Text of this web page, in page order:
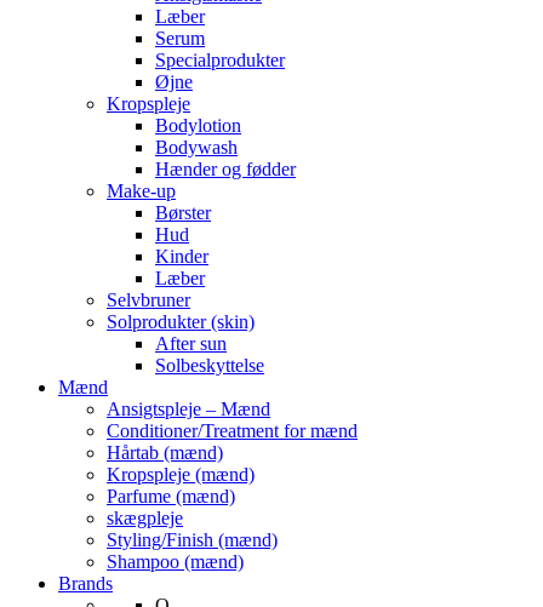
Læber
Serum
Specialprodukter
Øjne
Kropspleje
Bodylotion
Bodywash
Hænder og fødder
Make-up
Børster
Hud
Kinder
Læber
Selvbruner
Solprodukter (skin)
After sun
Solbeskyttelse
Mænd
Ansigtspleje – Mænd
Conditioner/Treatment for mænd
Hårtab (mænd)
Kropspleje (mænd)
Parfume (mænd)
skægpleje
Styling/Finish (mænd)
Shampoo (mænd)
Brands